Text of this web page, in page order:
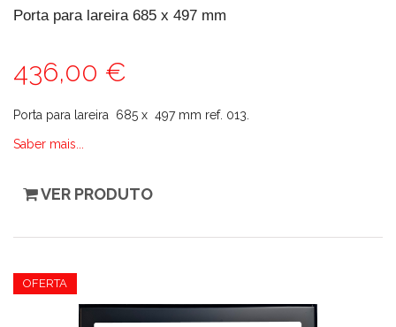
Porta para lareira 685 x 497 mm
436,00 €
Porta para lareira 685 x 497 mm ref. 013.
Saber mais...
VER PRODUTO
OFERTA